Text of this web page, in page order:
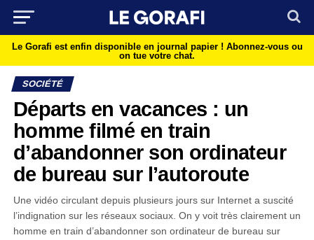
Le Gorafi est enfin disponible en journal papier ! Abonnez-vous ou
on tue votre chat.
SOCIÉTÉ
Départs en vacances : un
homme filmé en train
d’abandonner son ordinateur
de bureau sur l’autoroute
Une vidéo circulant depuis plusieurs jours sur Internet a suscité
l’indignation sur les réseaux sociaux. On y voit très clairement un
homme en train d’abandonner son ordinateur de bureau sur